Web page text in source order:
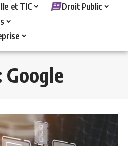
et TIC
Droit Public
Google